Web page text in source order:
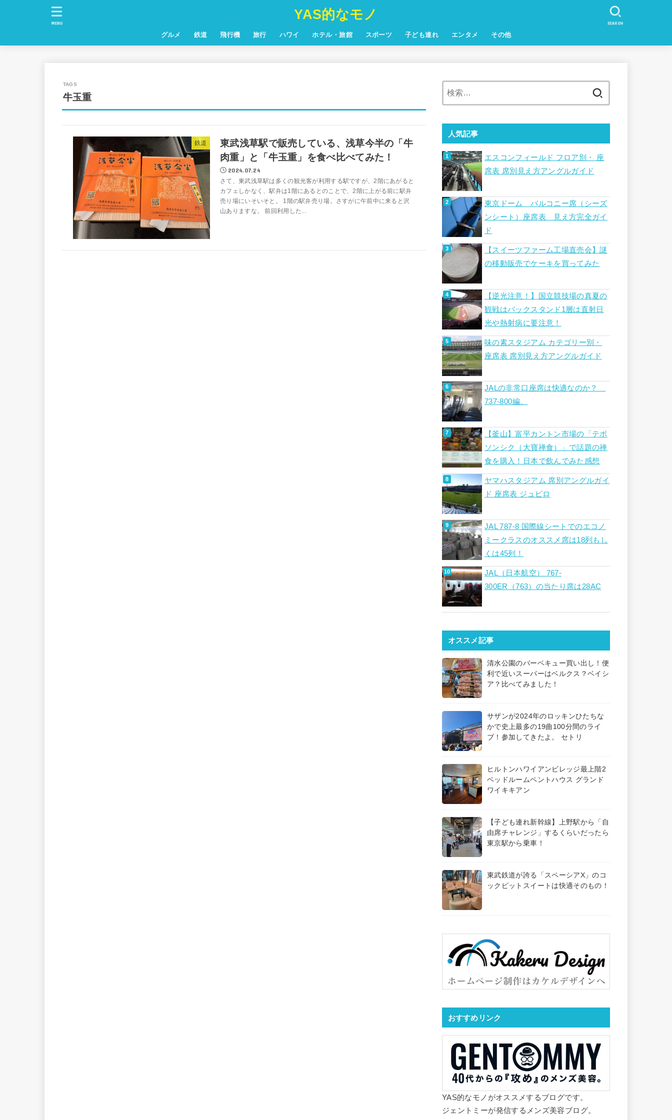
YAS的なモノ
グルメ 鉄道 飛行機 旅行 ハワイ ホテル・旅館 スポーツ 子ども連れ エンタメ その他
SEARCH
MENU
牛玉重
鉄道
東武浅草駅で販売している、浅草今半の「牛
肉重」と「牛玉重」を食べ比べてみた！
2024.07.24
さて、東武浅草駅は多くの観光客が利用する駅ですが、2階にあがると
カフェしかなく、駅弁は1階にあるとのことで、2階に上がる前に駅弁
売り場にいそいそと。 1階の駅弁売り場。さすがに午前中に来ると沢
山ありますな。 前回利用した...
人気記事
エスコンフィールド フロア別・ 座
席表 席別見え方アングルガイド
東京ドーム バルコニー席（シーズ
ンシート）座席表 見え方完全ガイ
ド
【スイーツファーム工場直売会】謎
の移動販売でケーキを買ってみた
【逆光注意！】国立競技場の真夏の
観戦はバックスタンド1層は直射日
光や熱射病に要注意！
味の素スタジアム カテゴリー別・
座席表 席別見え方アングルガイド
JALの非常口座席は快適なのか？
737-800編。
【釜山】富平カントン市場の「テボ
ソンシク（大寶禅食）」で話題の禅
食を購入！日本で飲んでみた感想
ヤマハスタジアム 席別アングルガイ
ド 座席表 ジュビロ
JAL 787-8 国際線シートでのエコノ
ミークラスのオススメ席は18列もし
くは45列！
JAL（日本航空） 767-
300ER（763）の当たり席は28AC
オススメ記事
清水公園のバーベキュー買い出し！便
利で近いスーパーはベルクス？ベイシ
ア？比べてみました！
サザンが2024年のロッキンひたちな
かで史上最多の19曲100分間のライ
ブ！参加してきたよ。 セトリ
ヒルトンハワイアンビレッジ最上階2
ベッドルームペントハウス グランド
ワイキキアン
【子ども連れ新幹線】上野駅から「自
由席チャレンジ」するくらいだったら
東京駅から乗車！
東武鉄道が誇る「スペーシアX」のコ
ックピットスイートは快適そのもの！
おすすめリンク
YAS的なモノがオススメするブログです。
ジェントミーが発信するメンズ美容ブログ。